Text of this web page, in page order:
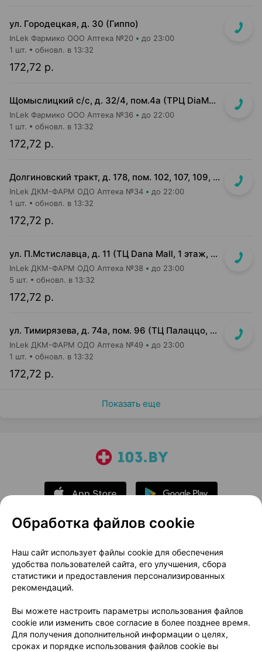
ул. Городецкая, д. 30 (Гиппо)
InLek Фармико ООО Аптека №20 до 23:00
172,72 р.
1 шт. обновл. в 13:32
Щомыслицкий с/с, д. 32/4, пом.4а (ТРЦ DiaMond city, вход напротив магазина Маяк)
InLek Фармико ООО Аптека №36 до 22:00
172,72 р.
1 шт. обновл. в 13:32
Долгиновский тракт, д. 178, пом. 102, 107, 109, 112, 114 (ТЦ "ALL")
InLek ДКМ-ФАРМ ОДО Аптека №34 до 22:00
172,72 р.
1 шт. обновл. в 13:32
ул. П.Мстиславца, д. 11 (ТЦ Dana Mall, 1 этаж, вход напротив инфоцентра м-на Green)
InLek ДКМ-ФАРМ ОДО Аптека №38 до 23:00
172,72 р.
5 шт. обновл. в 13:32
ул. Тимирязева, д. 74а, пом. 96 (ТЦ Палаццо, 1 этаж, главный вход)
InLek ДКМ-ФАРМ ОДО Аптека №49 до 23:00
172,72 р.
1 шт. обновл. в 13:32
Показать еще
О проекте
Новости проекта
Размещение рекламы
Медицинский маркетинг
Публичный договор
Доставка
Способы оплаты
Вакансии
Партнеры
Написать руководителю 103.by
Написать в поддержку
Обработка файлов cookie
Наш сайт использует файлы cookie для обеспечения
удобства пользователей сайта, его улучшения, сбора
статистики и предоставления персонализированных
рекомендаций.
Вы можете настроить параметры использования файлов
cookie или изменить свое согласие в более позднее время.
Для получения дополнительной информации о целях,
сроках и порядке использования файлов cookie вы